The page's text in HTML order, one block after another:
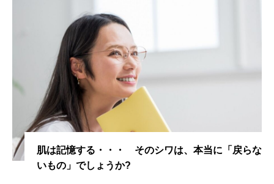
肌は記憶する・・・ そのシワは、本当に「戻らな
いもの」でしょうか?